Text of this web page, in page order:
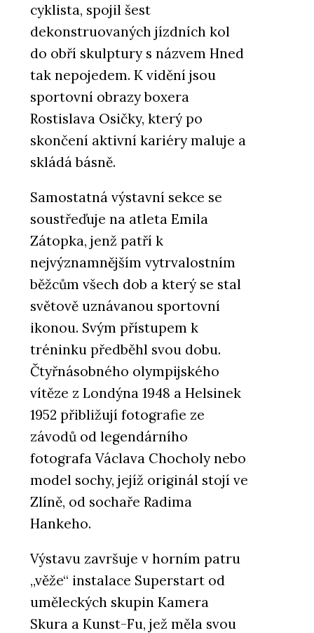
cyklista, spojil šest
dekonstruovaných jízdních kol
do obří skulptury s názvem Hned
tak nepojedem. K vidění jsou
sportovní obrazy boxera
Rostislava Osičky, který po
skončení aktivní kariéry maluje a
skládá básně.
Samostatná výstavní sekce se
soustřeďuje na atleta Emila
Zátopka, jenž patří k
nejvýznamnějším vytrvalostním
běžcům všech dob a který se stal
světově uznávanou sportovní
ikonou. Svým přístupem k
tréninku předběhl svou dobu.
Čtyřnásobného olympijského
vítěze z Londýna 1948 a Helsinek
1952 přibližují fotografie ze
závodů od legendárního
fotografa Václava Chocholy nebo
model sochy, jejíž originál stojí ve
Zlíně, od sochaře Radima
Hankeho.
Výstavu završuje v horním patru
„věže“ instalace Superstart od
uměleckých skupin Kamera
Skura a Kunst-Fu, jež měla svou